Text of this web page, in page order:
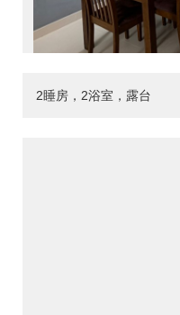
2睡房，2浴室，露台